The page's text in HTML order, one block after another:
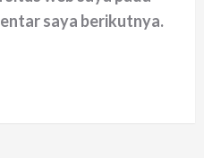
saya berikutnya.